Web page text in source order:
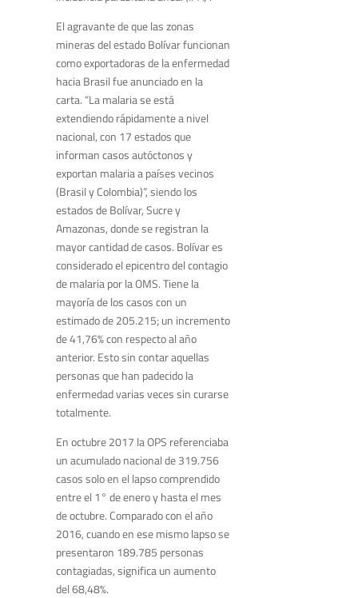
El agravante de que las zonas
mineras del estado Bolívar funcionan
como exportadoras de la enfermedad
hacia Brasil fue anunciado en la
carta. “La malaria se está
extendiendo rápidamente a nivel
nacional, con 17 estados que
informan casos autóctonos y
exportan malaria a países vecinos
(Brasil y Colombia)”, siendo los
estados de Bolívar, Sucre y
Amazonas, donde se registran la
mayor cantidad de casos. Bolívar es
considerado el epicentro del contagio
de malaria por la OMS. Tiene la
mayoría de los casos con un
estimado de 205.215; un incremento
de 41,76% con respecto al año
anterior. Esto sin contar aquellas
personas que han padecido la
enfermedad varias veces sin curarse
totalmente.
En octubre 2017 la OPS referenciaba
un acumulado nacional de 319.756
casos solo en el lapso comprendido
entre el 1° de enero y hasta el mes
de octubre. Comparado con el año
2016, cuando en ese mismo lapso se
presentaron 189.785 personas
contagiadas, significa un aumento
del 68,48%.